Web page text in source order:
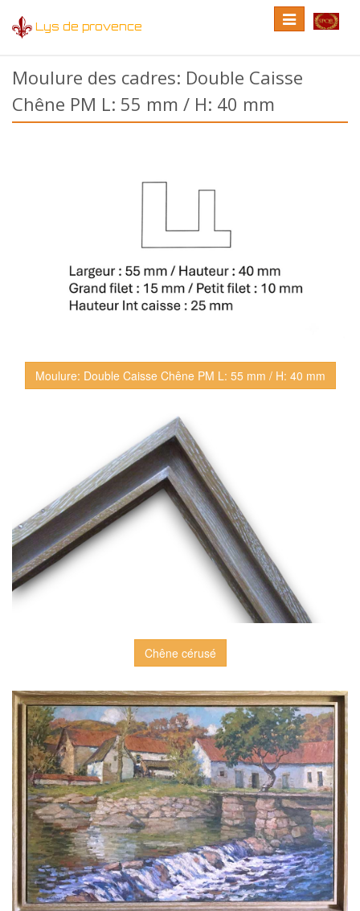
Lys de provence
Toggle
language
Toggle
navigation
Moulure des cadres: Double Caisse
Chêne PM L: 55 mm / H: 40 mm
Moulure: Double Caisse Chêne PM L: 55 mm / H: 40 mm
Chêne cérusé